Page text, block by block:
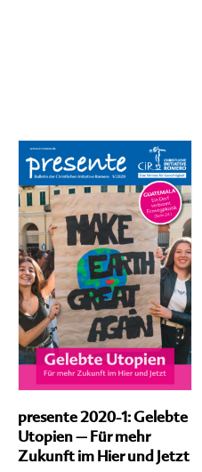
auf
der
Produktseite
gewählt
werden
presente 2020-1: Gelebte
Utopien – Für mehr
Zukunft im Hier und Jetzt